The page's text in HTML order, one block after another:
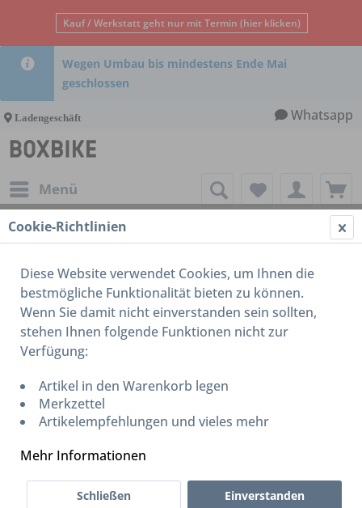
Kauf / Werkstatt geht nur mit Termin (hier klicken)
Wegen Umbau bis mindestens Ende Mai
geschlossen
Ladengeschäft Whatsapp
Menü
Cookie-Richtlinien
Diese Website verwendet Cookies, um Ihnen die
bestmögliche Funktionalität bieten zu können.
Wenn Sie damit nicht einverstanden sein sollten,
stehen Ihnen folgende Funktionen nicht zur
Verfügung:
Artikel in den Warenkorb legen
Merkzettel
Artikelempfehlungen und vieles mehr
Mehr Informationen
Einverstanden
Schließen